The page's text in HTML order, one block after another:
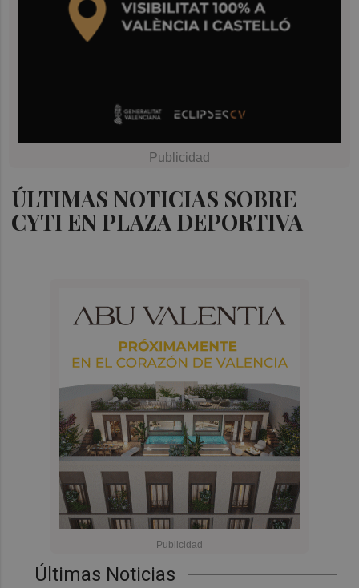
ÚLTIMAS NOTICIAS SOBRE
CYTI EN PLAZA DEPORTIVA
Últimas Noticias